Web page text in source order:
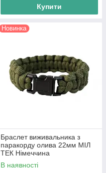
Купити
Новинка
Браслет виживальника з
паракорду олива 22мм МІЛ
ТЕК Німеччина
В наявності